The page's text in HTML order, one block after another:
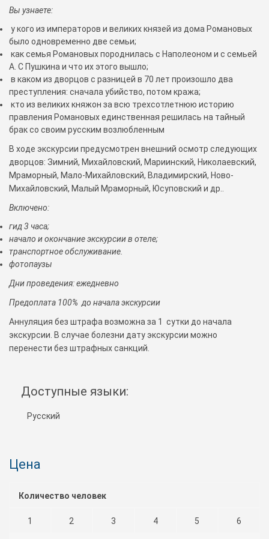
Вы узнаете:
у кого из императоров и великих князей из дома Романовых
было одновременно две семьи;
как семья Романовых породнилась с Наполеоном и с семьей
А. С Пушкина и что их этого вышло;
в каком из дворцов с разницей в 70 лет произошло два
преступления: сначала убийство, потом кража;
кто из великих княжон за всю трехсотлетнюю историю
правления Романовых единственная решилась на тайный
брак со своим русским возлюбленным
В ходе экскурсии предусмотрен внешний осмотр следующих
дворцов: Зимний, Михайловский, Мариинский, Николаевский,
Мраморный, Мало-Михайловский, Владимирский, Ново-
Михайловский, Малый Мраморный, Юсуповский и др..
Включено:
гид 3 часа;
начало и окончание экскурсии в отеле;
транспортное обслуживание.
фотопаузы
Дни проведения: ежедневно
Предоплата 100% до начала экскурсии
Аннуляция без штрафа возможна за 1 сутки до начала
экскурсии. В случае болезни дату экскурсии можно
перенести без штрафных санкций.
Доступные языки:
Русский
Цена
Количество человек
1 2 3 4 5 6